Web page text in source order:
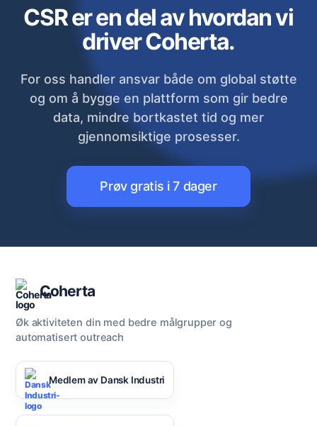
CSR er en del av hvordan vi
driver Coherta.
For oss handler ansvar både om global støtte
og om å bygge en plattform som gir bedre
data, mindre bortkastet tid og mer
gjennomsiktige prosesser.
Prøv gratis i 7 dager
Coherta
Øk aktiviteten din med bedre målgrupper og
automatisert outreach
Medlem av Dansk Industri